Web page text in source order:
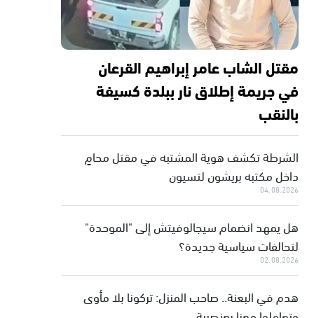
مقتل الشاب عامر إبراهيم القرعان
في جريمة إطلاق نار ببلدة كسيفة
بالنقب
الشرطة تكشف هوية المشتبه في مقتل محامٍ
داخل مكتبه بريشون لتسيون
04.08.2026
هل يمهد انضمام سيجالوفيتش إلى "الموحدة"
لتحالفات سياسية جديدة؟
02.08.2026
هدم في البعنة.. صاحب المنزل: تركونا بلا مأوى